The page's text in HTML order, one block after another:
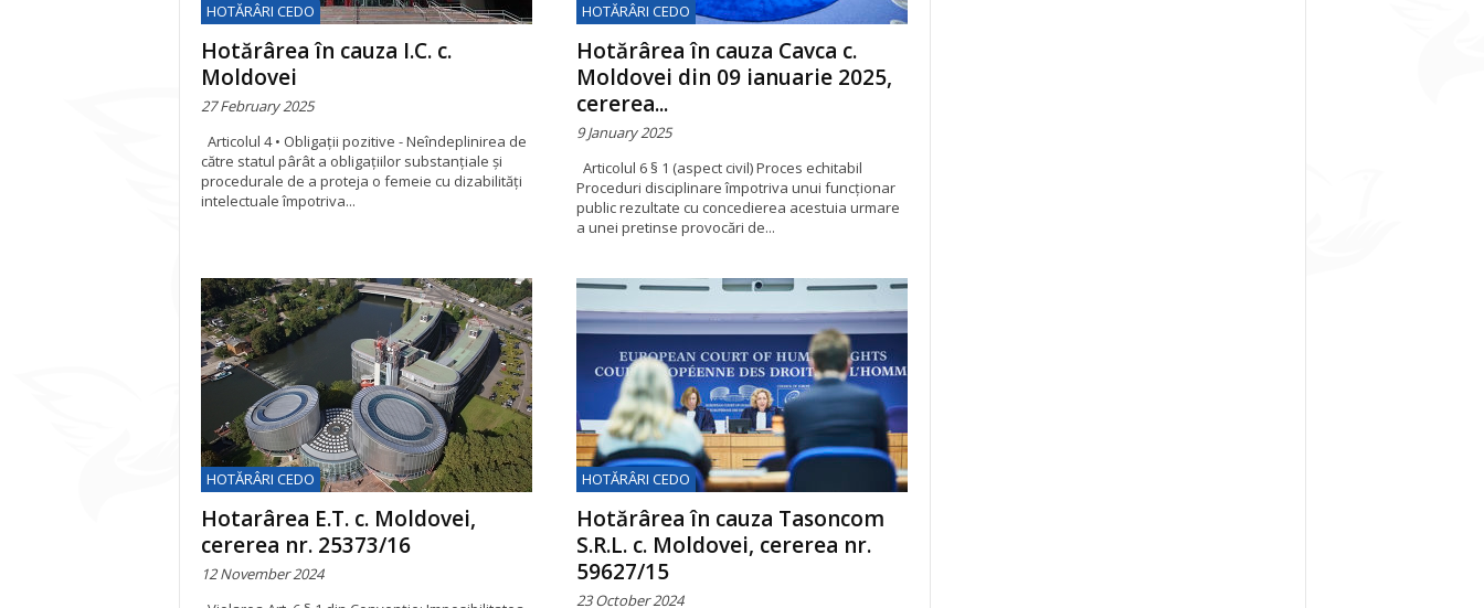
HOTĂRÂRI CEDO
Hotărârea în cauza I.C. c.
Moldovei
27 February 2025
Articolul 4 • Obligații pozitive - Neîndeplinirea de
către statul pârât a obligațiilor substanțiale și
procedurale de a proteja o femeie cu dizabilități
intelectuale împotriva...
HOTĂRÂRI CEDO
Hotărârea în cauza Cavca c.
Moldovei din 09 ianuarie 2025,
cererea...
9 January 2025
Articolul 6 § 1 (aspect civil) Proces echitabil
Proceduri disciplinare împotriva unui funcționar
public rezultate cu concedierea acestuia urmare
a unei pretinse provocări de...
HOTĂRÂRI CEDO
Hotarârea E.T. c. Moldovei,
cererea nr. 25373/16
12 November 2024
HOTĂRÂRI CEDO
Hotărârea în cauza Tasoncom
S.R.L. c. Moldovei, cererea nr.
59627/15
23 October 2024